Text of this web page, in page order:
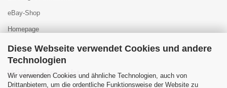
Diese Webseite verwendet Cookies und andere
Technologien
Wir verwenden Cookies und ähnliche Technologien, auch von
Drittanbietern, um die ordentliche Funktionsweise der Website zu
eBay-Shop
Homepage
Widerrufsrecht